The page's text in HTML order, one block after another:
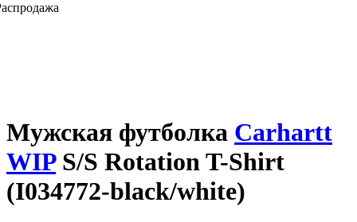
Мужская футболка Carhartt
WIPS/S Rotation T-Shirt
(I034772-black/white)